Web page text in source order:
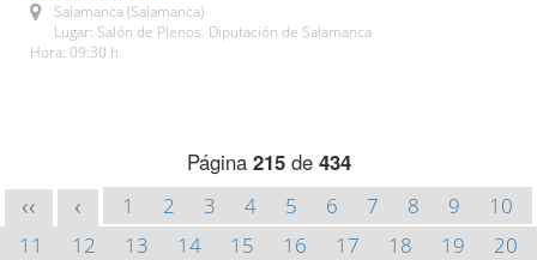
Salamanca (Salamanca)
Lugar: Salón de Plenos. Diputación de Salamanca
Hora: 09:30 h.
Página 215de 434
<< < 1 2 3 4 5 6 7 8 9
10
11
12 13 14 15 16 17 18 19
20